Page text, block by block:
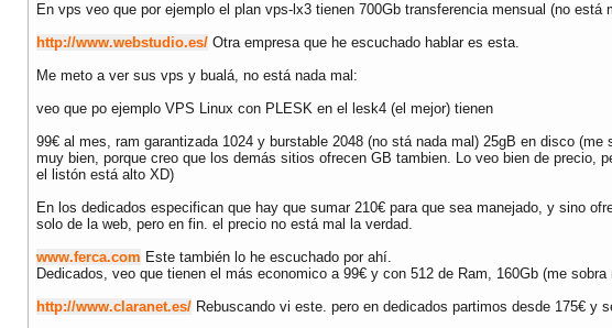
En vps veo que por ejemplo el plan vps-lx3 tienen 700Gb transferencia mensual (no
http://www.webstudio.es/ Otra empresa que he escuchado hablar es esta.
Me meto a ver sus vps y bualá, no está nada mal:
veo que po ejemplo VPS Linux con PLESK en el lesk4 (el mejor) tienen
99€ al mes, ram garantizada 1024 y burstable 2048 (no stá nada mal) 25gB en disco
muy bien, porque creo que los demás sitios ofrecen GB tambien. Lo veo bien de
el listón está alto XD)
En los dedicados especifican que hay que sumar 210€ para que sea manejado, y sino
solo de la web, pero en fin. el precio no está mal la verdad.
www.ferca.com Este también lo he escuchado por ahí.
Dedicados, veo que tienen el más economico a 99€ y con 512 de Ram, 160Gb (me
http://www.claranet.es/ Rebuscando vi este. pero en dedicados partimos desde 175€ y